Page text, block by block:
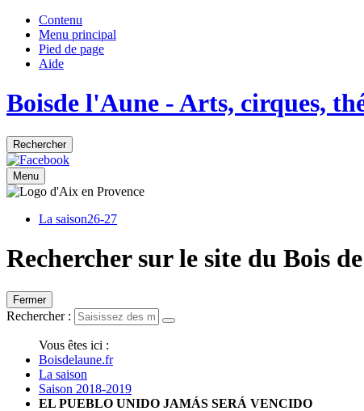
Contenu
Menu principal
Pied de page
Aide
Boisde l'Aune - Arts, cirques,
Rechercher
Menu
La saison26-27
Rechercher sur le site du Bois
Fermer
Rechercher :
Vous êtes ici :
Boisdelaune.fr
La saison
Saison 2018-2019
EL PUEBLO UNIDO JAMÁS SERÁ VENCIDO